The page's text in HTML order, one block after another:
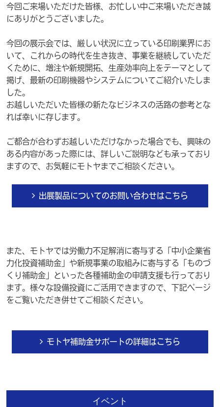
今回ご来場いただけた皆様、お忙しい中ご来場いただき誠
にありがとうございました。
今回の展示会では、厳しい状況に立っている印刷業界にお
いて、これからの時代を生き抜き、事業を継続していただ
くために、増注や新規開拓、生産効率向上をテーマとして
掲げ、最新の印刷機器やシステムについてご紹介いたしま
した。
お越しいただいた皆様の新たなビジネスの活路の参考とな
れば幸いに存じます。
ご都合が合わずお越しいただけなかった場合でも、興味の
ある内容があった際には、詳しいご説明なども承っており
ますので、お気軽にモトヤまでご相談ください。
出展製品についてのお問い合わせはこちら
また、 モトヤでは労働力不足解消に寄与する「中小企業省
力化投資補助金」や新規事業の取組みに寄与する「ものづ
くり補助金」といった各種補助金の申請支援も行っており
ます。様々な設備投資にご活用できますので、下記ページ
をご覧いただき併せてご相談ください。
モトヤ補助金サポートの詳細はこちら
イベント